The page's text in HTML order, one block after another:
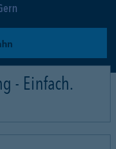
- Einfach.